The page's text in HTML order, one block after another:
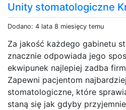
Unity stomatologiczne
Dodano: 4 lata 8 miesięcy temu
Za jakość każdego gabinetu
znacznie odpowiada jego
ekwipunek najlepiej zadba
Zapewni pacjentom
stomatologiczne, które
staną się jak gdyby